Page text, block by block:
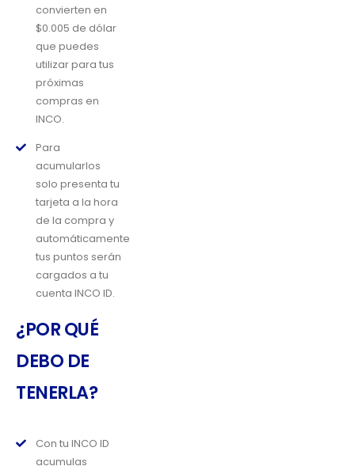
convierten en
$0.005 de dólar
que puedes
utilizar para tus
próximas
compras en
INCO.
Para
acumularlos
solo presenta tu
tarjeta a la hora
de la compra y
automáticamente
tus puntos serán
cargados a tu
cuenta INCO ID.
¿POR QUÉ
DEBO DE
TENERLA?
Con tu INCO ID
acumulas